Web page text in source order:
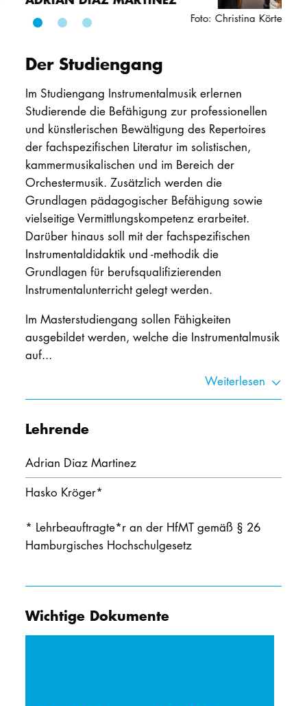
Foto: Christina Körte
Der Studiengang
Im Studiengang Instrumentalmusik erlernen
Studierende die Befähigung zur professionellen
und künstlerischen Bewältigung des Repertoires
der fachspezifischen Literatur im solistischen,
kammermusikalischen und im Bereich der
Orchestermusik. Zusätzlich werden die
Grundlagen pädagogischer Befähigung sowie
vielseitige Vermittlungskompetenz erarbeitet.
Darüber hinaus soll mit der fachspezifischen
Instrumentaldidaktik und -methodik die
Grundlagen für berufsqualifizierenden
Instrumentalunterricht gelegt werden.
Im Masterstudiengang sollen Fähigkeiten
ausgebildet werden, welche die Instrumentalmusik
auf...
Weiterlesen
Lehrende
Adrian Diaz Martinez
Hasko Kröger*
* Lehrbeauftragte*r an der HfMT gemäß § 26
Hamburgisches Hochschulgesetz
Wichtige Dokumente
Online-